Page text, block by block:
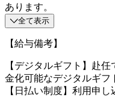
あります。
全て表示
【給与備考】
【デジタルギフト】赴
金化可能なデジタルギフ
【日払い制度】利用申